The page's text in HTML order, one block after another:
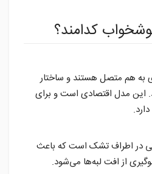
کدامند؟
به هم متصل هستند و ساختار
این مدل اقتصادی است و برای
در اطراف تشک است که باعث
از افت لبه‌ها می‌شود.